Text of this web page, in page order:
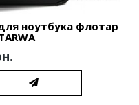
ноутбука флотар